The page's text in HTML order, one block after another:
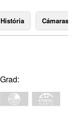
História Cámaras